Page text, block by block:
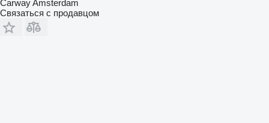
Carway Amsterdam
Связаться с продавцом